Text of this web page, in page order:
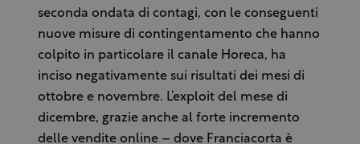
seconda ondata di contagi, con le conseguenti
nuove misure di contingentamento che hanno
colpito in particolare il canale Horeca, ha
inciso negativamente sui risultati dei mesi di
ottobre e novembre. L’exploit del mese di
dicembre, grazie anche al forte incremento
delle vendite online – dove Franciacorta è